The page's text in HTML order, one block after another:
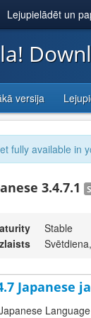
Lejupielādēt un
versija
fully available in
3.4.7.1
Stable
Japanese